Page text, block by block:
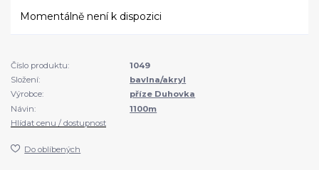
Momentálně není k dispozici
Číslo produktu:
1049
Složení:
bavlna/akryl
Výrobce:
příze Duhovka
Návin:
1100m
Hlídat cenu / dostupnost
Do oblíbených